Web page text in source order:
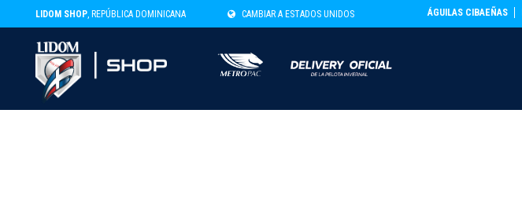
LIDOM SHOP , REPÚBLICA DOMINICANA CAMBIAR A ESTADOS UNIDOS ÁGUILAS CIBAEÑAS